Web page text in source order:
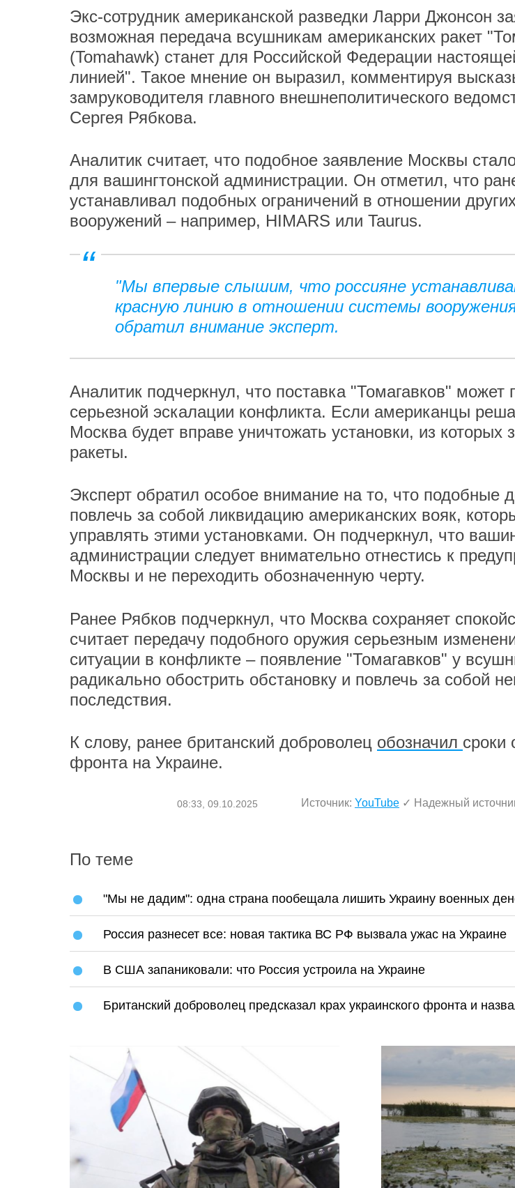
Экс-сотрудник американской разведки Ларри Джонсон
возможная передача всушникам американских ракет
(Tomahawk) станет для Российской Федерации
линией". Такое мнение он выразил, комментируя
замруководителя главного внешнеполитического
Сергея Рябкова.
Аналитик считает, что подобное заявление Москвы
для вашингтонской администрации. Он отметил, что
устанавливал подобных ограничений в отношении
вооружений – например, HIMARS или Taurus.
"Мы впервые слышим, что россияне
красную линию в отношении системы
обратил внимание эксперт.
Аналитик подчеркнул, что поставка "Томагавков" может
серьезной эскалации конфликта. Если американцы
Москва будет вправе уничтожать установки, из которых
ракеты.
Эксперт обратил особое внимание на то, что подобные
повлечь за собой ликвидацию американских вояк,
управлять этими установками. Он подчеркнул, что
администрации следует внимательно отнестись к
Москвы и не переходить обозначенную черту.
Ранее Рябков подчеркнул, что Москва сохраняет
считает передачу подобного оружия серьезным
ситуации в конфликте – появление "Томагавков" у
радикально обострить обстановку и повлечь за собой
последствия.
К слову, ранее британский доброволец обозначил сроки
фронта на Украине.
08:33, 09.10.2025 Источник: YouTube ✓ Надежный
По теме
"Мы не дадим": одна страна пообещала лишить Украину военных
Россия разнесет все: новая тактика ВС РФ вызвала ужас на Украине
В США запаниковали: что Россия устроила на Украине
Британский доброволец предсказал крах украинского фронта и